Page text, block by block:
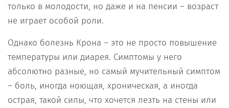
только в молодости, но даже и на пенсии – возраст
не играет особой роли.
Однако болезнь Крона – это не просто повышение
температуры или диарея. Симптомы у него
абсолютно разные, но самый мучительный симптом
– боль, иногда ноющая, хроническая, а иногда
острая, такой силы, что хочется лезть на стены или